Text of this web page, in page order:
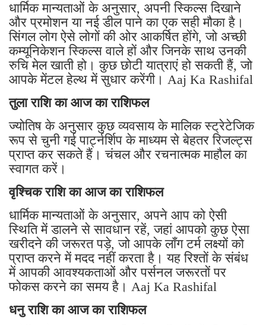
धार्मिक मान्यताओं के अनुसार, अपनी स्किल्स दिखाने
और प्रमोशन या नई डील पाने का एक सही मौका है।
सिंगल लोग ऐसे लोगों की ओर आकर्षित होंगे, जो अच्छी
कम्यूनिकेशन स्किल्स वाले हों और जिनके साथ उनकी
रुचि मेल खाती हो। कुछ छोटी यात्राएं हो सकती हैं, जो
आपके मेंटल हेल्थ में सुधार करेंगी। Aaj Ka Rashifal
तुला राशि का आज का राशिफल
ज्योतिष के अनुसार कुछ व्यवसाय के मालिक स्ट्रेटेजिक
रूप से चुनी गई पार्ट्नर्शिप के माध्यम से बेहतर रिजल्ट्स
प्राप्त कर सकते हैं। चंचल और रचनात्मक माहौल का
स्वागत करें।
वृश्चिक राशि का आज का राशिफल
धार्मिक मान्यताओं के अनुसार, अपने आप को ऐसी
स्थिति में डालने से सावधान रहें, जहां आपको कुछ ऐसा
खरीदने की जरूरत पड़े, जो आपके लॉंग टर्म लक्ष्यों को
प्राप्त करने में मदद नहीं करता है। यह रिश्तों के संबंध
में आपकी आवश्यकताओं और पर्सनल जरूरतों पर
फोकस करने का समय है। Aaj Ka Rashifal
धनु राशि का आज का राशिफल